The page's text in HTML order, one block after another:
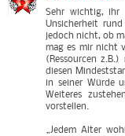
Sehr wichtig, ihr
Unsicherheit
jedoch nicht, ob
mag es mir nicht
(Ressourcen
diesen
in seiner Würde
Weiteres
vorstellen.
„Jedem Alter